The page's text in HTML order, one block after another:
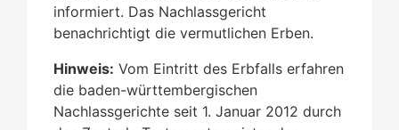
informiert. Das Nachlassgericht
benachrichtigt die vermutlichen Erben.
Hinweis: Vom Eintritt des Erbfalls erfahren
die baden-württembergischen
Nachlassgerichte seit 1. Januar 2012 durch